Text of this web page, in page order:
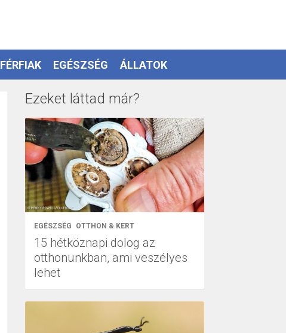
FÉRFIAK EGÉSZSÉG ÁLLATOK
Ezeket láttad már?
EGÉSZSÉG OTTHON & KERT
15 hétköznapi dolog az
otthonunkban, ami veszélyes
lehet